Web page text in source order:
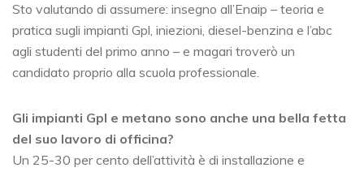
Sto valutando di assumere: insegno all’Enaip – teoria e
pratica sugli impianti Gpl, iniezioni, diesel-benzina e l’abc
agli studenti del primo anno – e magari troverò un
candidato proprio alla scuola professionale.
Gli impianti Gpl e metano sono anche una bella fetta
del suo lavoro di officina?
Un 25-30 per cento dell’attività è di installazione e